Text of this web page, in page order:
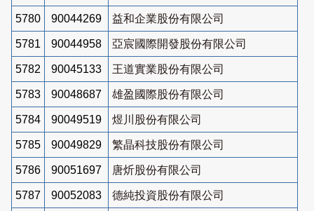
5780 90044269 益和企業股份有限公司
5781 90044958 亞宸國際開發股份有限公司
5782 90045133 王道實業股份有限公司
5783 90048687 雄盈國際股份有限公司
5784 90049519 煜川股份有限公司
5785 90049829 繁晶科技股份有限公司
5786 90051697 唐炘股份有限公司
5787 90052083 德純投資股份有限公司